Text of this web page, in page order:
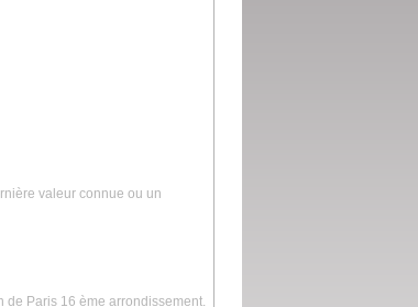
valeur connue ou un
de Paris 16 ème arrondissement.